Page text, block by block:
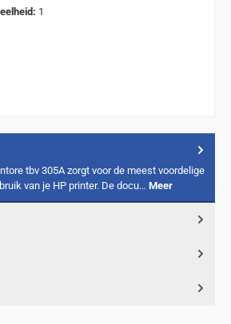
1
tbv 305A zorgt voor de meest voordelige
van je HP printer. De docu… Meer